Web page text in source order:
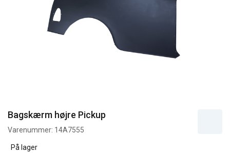
Bagskærm højre Pickup
Varenummer: 14A7555
På lager